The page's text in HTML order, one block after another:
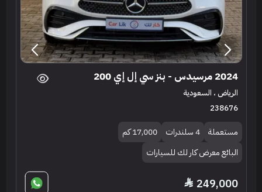
2024 مرسيدس - بنز سي إل إي 200
الرياض ، السعودية
238676
مستعملة 4 سلندرات
17,000 كم
البائع معرض كار لك للسيارات
249,000